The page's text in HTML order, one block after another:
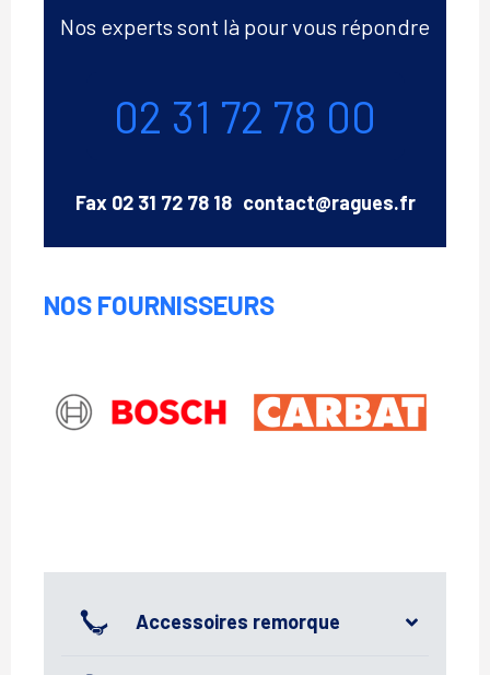
Accessoires remorque
Nos experts sont là pour vous répondre
02 31 72 78 00
Fax 02 31 72 78 18 Email
contact@ragues.fr
NOS FOURNISSEURS
CARBAT